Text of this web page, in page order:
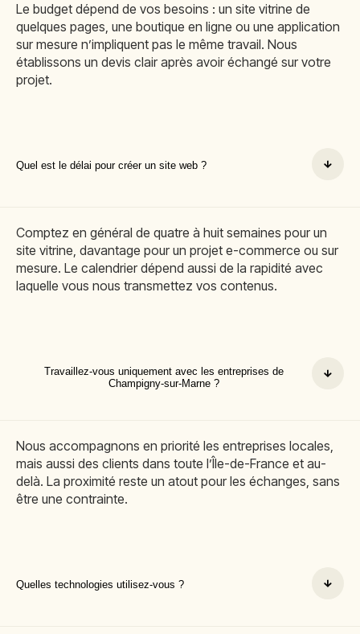
Le budget dépend de vos besoins : un site vitrine de
quelques pages, une boutique en ligne ou une application
sur mesure n’impliquent pas le même travail. Nous
établissons un devis clair après avoir échangé sur votre
projet.
Quel est le délai pour créer un site web ?
Comptez en général de quatre à huit semaines pour un
site vitrine, davantage pour un projet e-commerce ou sur
mesure. Le calendrier dépend aussi de la rapidité avec
laquelle vous nous transmettez vos contenus.
Travaillez-vous uniquement avec les entreprises de
Champigny-sur-Marne ?
Nous accompagnons en priorité les entreprises locales,
mais aussi des clients dans toute l’Île-de-France et au-
delà. La proximité reste un atout pour les échanges, sans
être une contrainte.
Quelles technologies utilisez-vous ?